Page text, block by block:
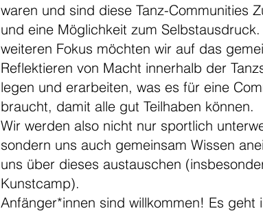
waren und sind diese Tanz-Communities
und eine Möglichkeit zum Selbstausdruck.
weiteren Fokus möchten wir auf das
Reflektieren von Macht innerhalb der
legen und erarbeiten, was es für eine
braucht, damit alle gut Teilhaben können.
Wir werden also nicht nur sportlich
sondern uns auch gemeinsam Wissen
uns über dieses austauschen
Kunstcamp).
Anfänger*innen sind willkommen! Es geht